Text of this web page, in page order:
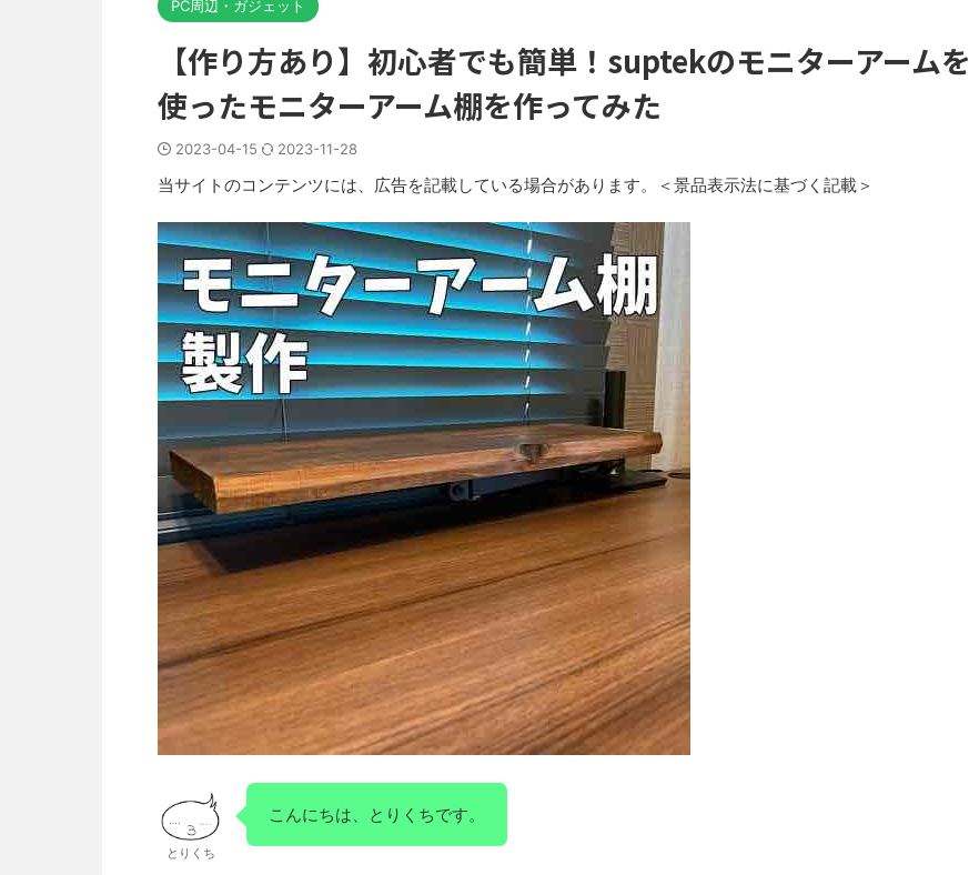
PC周辺・ガジェット
【作り方あり】初心者でも簡単！suptekのモニターアームを
使ったモニターアーム棚を作ってみた
2023-04-15 2023-11-28
当サイトのコンテンツには、広告を記載している場合があります。＜景品表示法に基づく記載＞
とりくち
こんにちは、とりくちです。